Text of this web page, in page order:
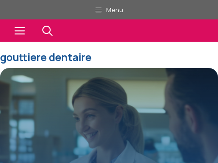
au
contenu
Menu
Menu
gouttiere dentaire